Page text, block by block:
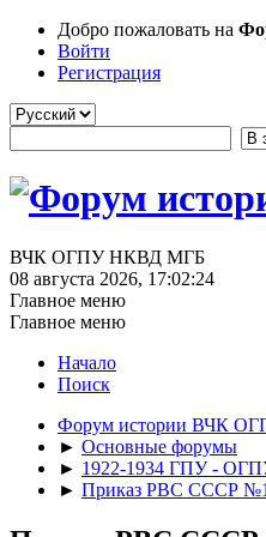
Добро пожаловать на
Войти
Регистрация
ВЧК ОГПУ НКВД МГБ
08 августа 2026, 17:02:24
Главное меню
Главное меню
Начало
Поиск
Форум истории ВЧК
► Основные форумы
► 1922-1934 ГПУ -
► Приказ РВС СССР